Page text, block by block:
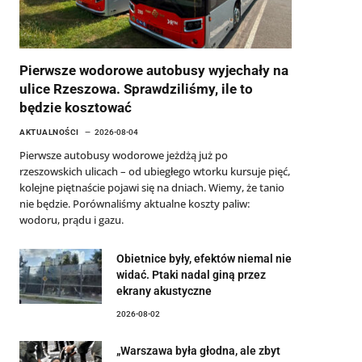
Pierwsze wodorowe autobusy wyjechały na
ulice Rzeszowa. Sprawdziliśmy, ile to
będzie kosztować
AKTUALNOŚCI 2026-08-04
Pierwsze autobusy wodorowe jeżdżą już po
rzeszowskich ulicach – od ubiegłego wtorku kursuje pięć,
kolejne piętnaście pojawi się na dniach. Wiemy, że tanio
nie będzie. Porównaliśmy aktualne koszty paliw:
wodoru, prądu i gazu.
Obietnice były, efektów niemal nie
widać. Ptaki nadal giną przez
ekrany akustyczne
2026-08-02
„Warszawa była głodna, ale zbyt